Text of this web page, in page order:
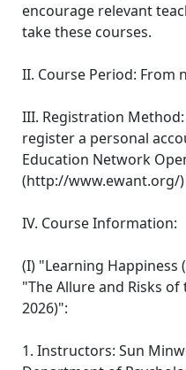
encourage relevant
take these courses.
II. Course Period: From
III. Registration
register a personal
Education Network
(http://www.ewant.org/)
IV. Course Information:
(I) "Learning Happiness
"The Allure and Risks
2026)":
1. Instructors: Sun